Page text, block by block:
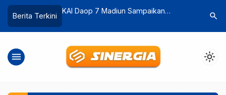
Berita Terkini
di JPL 103
Kejari Kabupaten Madiun Musnahkan
Pidana
Wali
Cek
search
menu light_mode